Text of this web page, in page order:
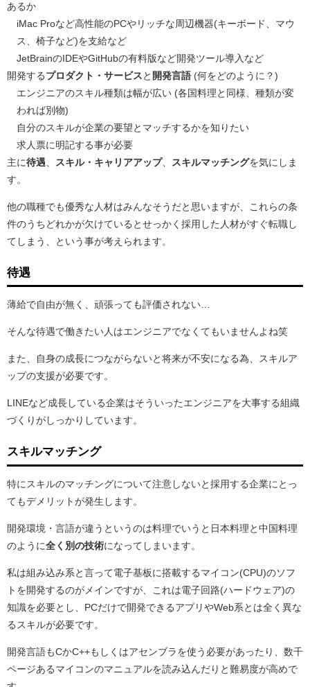
あるか
iMac Proなど高性能のPCやリッチな周辺機器(キーボード、マウ
ス、椅子など)を支給など
JetBrainのIDEやGitHubの有料版など開発ツール導入など
開発する プロダクト・サービス と 開発言語 (何をどのように？)
エンジニアのスキル種類は幅が広い (各国料理と同様、種類が変
われば別物)
自分のスキルが企業の要望とマッチするかを知りたい
求人票に明記する事が必要
主に待遇 スキル・キャリアアップ、 スキルマッチングを気にしま
す。
他の職種でも優秀な人材はみんなそうだと思いますが、これらの条
件のうちどれかが欠けているとせっかく採用した人材がすぐ転職し
てしまう、という事が考えられます。
待遇
薄給で自由が無く、頑張っても評価されない…
そんな待遇で働きたい人はエンジニアでなくてもいませんよね笑
また、自身の成長につながらないと将来が不安になる為、スキルア
ップの支援が必要です。
LINEなど成長している企業はそういったエンジニアを大事する組織
づくりがしっかりしています。
スキルマッチング
特にスキルのマッチングについて注意しないと採用する企業にとっ
てもデメリットが発生します。
開発環境・言語が違うというのは料理でいうと日本料理と中国料理
のように全く別の技術になってしまいます。
私は組み込み系と言って電子基板に搭載するマイコン(CPU)のソフ
トを開発するのがメインですが、これは電子回路(ハードウェア)の
知識を必要とし、PCだけで開発できるアプリやWeb系とは全く異な
るスキルが必要です。
開発言語もCかC++もしくはアセンブラを使う必要があったり、数千
ページあるマイコンのマニュアルを読み込んだりと難易度が高めで